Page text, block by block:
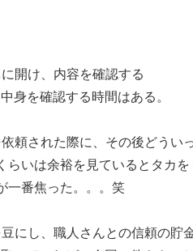
開け、内容を確認する
身を確認する時間はある。
頼された際に、その後どう
いは余裕を見ているとタカを
一番焦った。。。笑
にし、職人さんとの信頼の貯